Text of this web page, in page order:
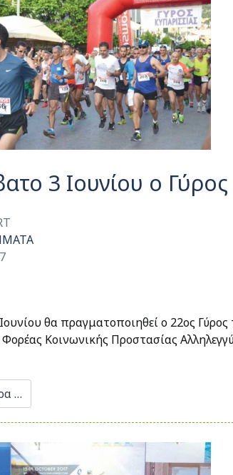
3 Ιουνίου ο
θα πραγματοποιηθεί ο 22ος
Φορέας Κοινωνικής Προστασίας
…